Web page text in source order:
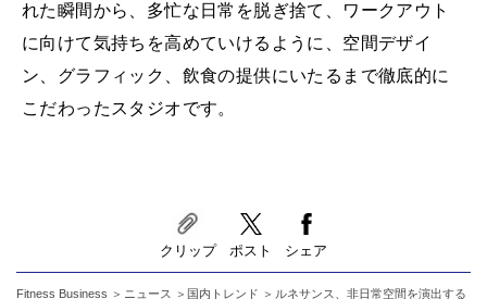
れた瞬間から、多忙な日常を脱ぎ捨て、ワークアウト
に向けて気持ちを高めていけるように、空間デザイ
ン、グラフィック、飲食の提供にいたるまで徹底的に
こだわったスタジオです。
クリップ ポスト シェア
Fitness Business ニュース 国内トレンド
ルネサンス、非日常空間を演出する